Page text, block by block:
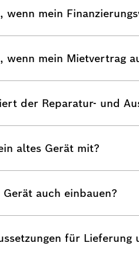
wenn mein
wenn mein Mietvertrag
der Reparatur- und
altes Gerät mit?
auch einbauen?
für